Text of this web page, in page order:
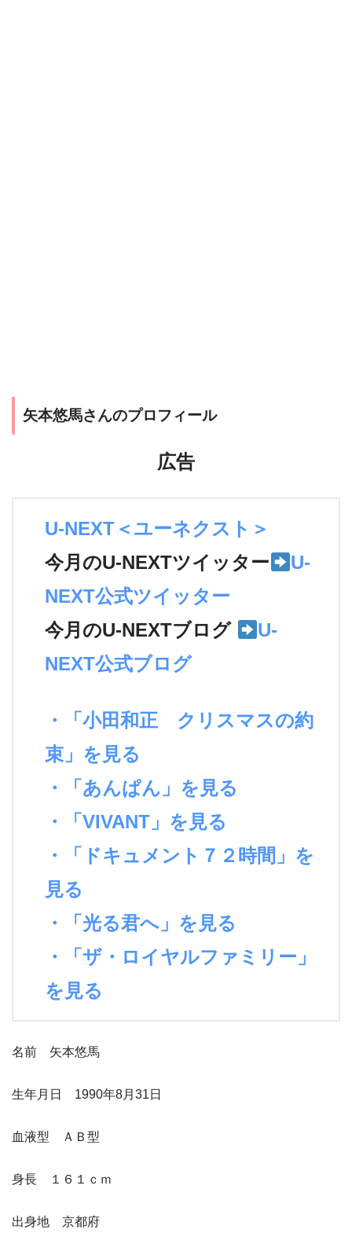
矢本悠馬さんのプロフィール
広告
U-NEXT＜ユーネクスト＞
今月のU-NEXTツイッター
U-
NEXT公式ツイッター
今月のU-NEXTブログ
U-
NEXT公式ブログ
・「小田和正 クリスマスの約
束」を見る
・「あんぱん」を見る
・「VIVANT」を見る
・「ドキュメント７２時間」を
見る
・「光る君へ」を見る
・「ザ・ロイヤルファミリー」
を見る
名前 矢本悠馬
生年月日 1990年8月31日
血液型 ＡＢ型
身長 １６１ｃｍ
出身地 京都府